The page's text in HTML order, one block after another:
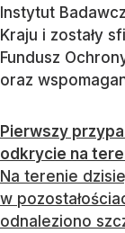
Instytut
Kraju i zostały
Fundusz
oraz
Pierwszy
odkrycie na
Na terenie
w
odnaleziono